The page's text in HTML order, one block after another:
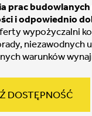
prac
i odpowiednio
wypożyczalni
niezawodnych
warunków
DOSTĘPNOŚĆ